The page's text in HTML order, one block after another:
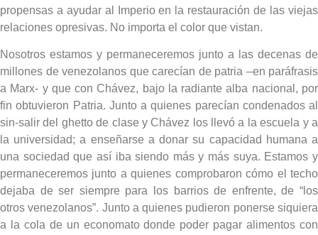
propensas a ayudar al Imperio en la restauración de las viejas
relaciones opresivas. No importa el color que vistan.
Nosotros estamos y permaneceremos junto a las decenas de
millones de venezolanos que carecían de patria –en paráfrasis
a Marx- y que con Chávez, bajo la radiante alba nacional, por
fin obtuvieron Patria. Junto a quienes parecían condenados al
sin-salir del ghetto de clase y Chávez los llevó a la escuela y a
la universidad; a enseñarse a donar su capacidad humana a
una sociedad que así iba siendo más y más suya. Estamos y
permaneceremos junto a quienes comprobaron cómo el techo
dejaba de ser siempre para los barrios de enfrente, de “los
otros venezolanos”. Junto a quienes pudieron ponerse siquiera
a la cola de un economato donde poder pagar alimentos con